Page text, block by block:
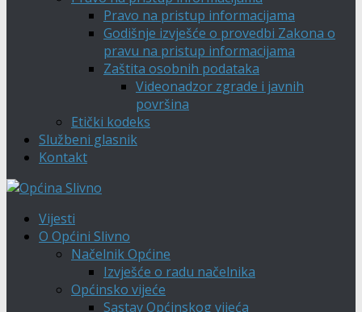
Pravo na pristup informacijama
Godišnje izvješće o provedbi Zakona o
pravu na pristup informacijama
Zaštita osobnih podataka
Videonadzor zgrade i javnih
površina
Etički kodeks
Službeni glasnik
Kontakt
Vijesti
O Općini Slivno
Načelnik Općine
Izvješće o radu načelnika
Općinsko vijeće
Sastav Općinskog vijeća